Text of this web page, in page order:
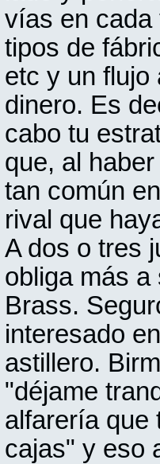
vías en cada
tipos de
etc y un flujo
dinero. Es
cabo tu
que, al
tan común
rival que
A dos o tres
obliga más
Brass.
interesado
astillero.
"déjame
alfarería que
cajas" y eso